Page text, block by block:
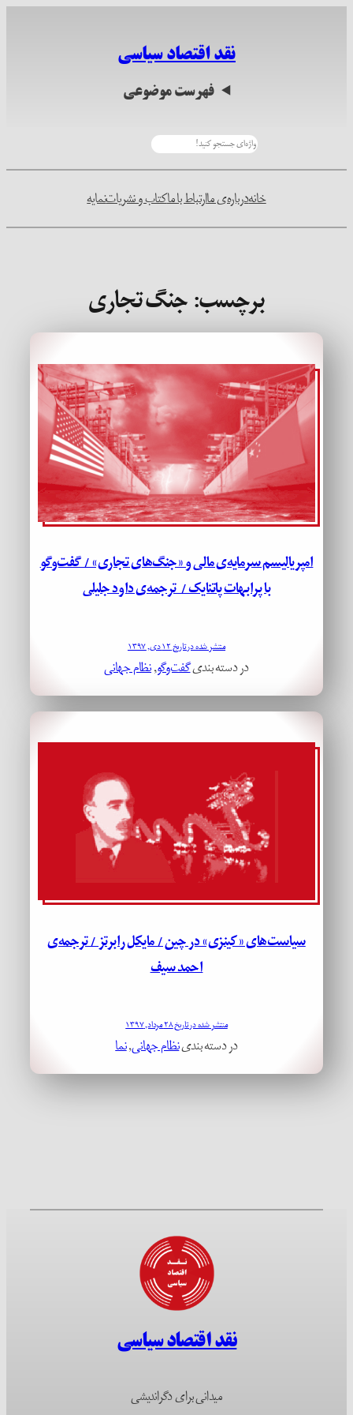
نقد اقتصاد سیاسی
فهرست موضوعی
خانهدرباره‌ی ماارتباط با ماکتاب و نشریاتنمایه
برچسب:جنگ تجاری
امپریالیسم سرمایه‌ی مالی و «جنگ‌های تجاری» / گفت‌وگو
با پرابهات پاتنایک / ترجمه‌ی داود جلیلی
منتشر شده در تاریخ ۱۲ دی, ۱۳۹۷
در دسته بندیگفت‌وگو, نظام جهانی
سیاست‌های «کینزی» در چین / مایکل رابرتز / ترجمه‌ی
احمد سیف
منتشر شده در تاریخ ۲۸ مرداد, ۱۳۹۷
در دسته بندینظام جهانی, نما
نقد اقتصاد سیاسی
میدانی برای دگراندیشی